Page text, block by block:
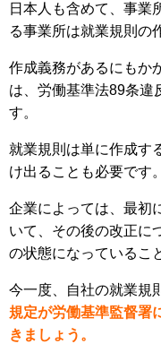
日本人も含めて、事業
る事業所は就業規則の
作成義務があるにもか
は、労働基準法89条違
す。
就業規則は単に作成す
け出ることも必要です。
企業によっては、最初
いて、その後の改正に
の状態になっているこ
今一度、自社の就業規
規定が労働基準監督署
きましょう。